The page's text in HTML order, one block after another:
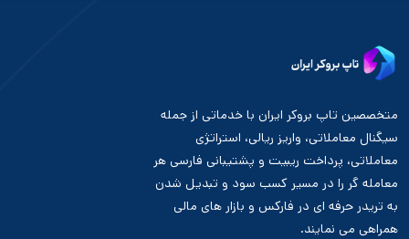
متخصصین تاپ بروکر ایران با خدماتی از جمله
سیگنال معاملاتی، واریز ریالی، استراتژی
معاملاتی، پرداخت ریبیت و پشتیبانی فارسی هر
معامله گر را در مسیر کسب سود و تبدیل شدن
به تریدر حرفه ای در فارکس و بازار های مالی
همراهی می نمایند.